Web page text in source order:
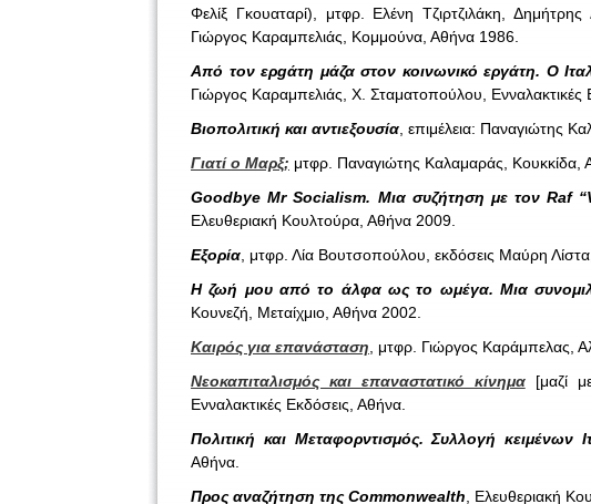
Φελίξ Γκουαταρί), μτφρ. Ελένη Τζιρτζιλάκη,
Γιώργος Καραμπελιάς, Κομμούνα, Αθήνα 1986.
Από τον ερgάτη μάζα στον κοινωνικό εργάτη. Ο
Γιώργος Καραμπελιάς, Χ. Σταματοπούλου, Ενναλακτικές
Βιοπολιτική και αντιεξουσία , επιμέλεια: Παναγιώτης
Γιατί ο Μαρξ; μτφρ. Παναγιώτης Καλαμαράς, Κουκκίδα,
Goodbye Mr Socialism. Μια συζήτηση με τονRaf“
Ελευθεριακή Κουλτούρα, Αθήνα 2009.
Εξορία , μτφρ. Λία Βουτσοπούλου, εκδόσεις Μαύρη
Η ζωή μου από το άλφα ως το ωμέγα. Μια
Κουνεζή, Μεταίχμιο, Αθήνα 2002.
Καιρός για επανάσταση , μτφρ. Γιώργος Καράμπελας,
Νεοκαπιταλισμός και επαναστατικό κίνημα[μαζί με
Ενναλακτικές Εκδόσεις, Αθήνα.
Πολιτική και Μεταφορντισμός. Συλλογή κειμένων
Αθήνα.
Προς αναζήτηση τηςCommonwealth , Ελευθεριακή